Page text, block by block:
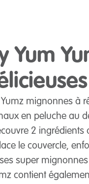
Yum
mignonnes à
en peluche au
2 ingrédients
le couvercle,
super
contient